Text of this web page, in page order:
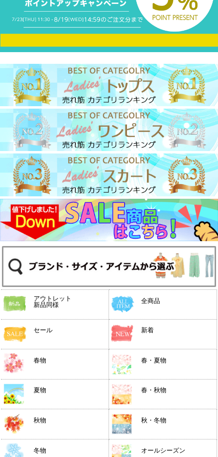
アウトレット
新品同様
全商品
セール 新着
春物 春・夏物
夏物 春・秋物
秋物 秋・冬物
冬物 オールシーズン